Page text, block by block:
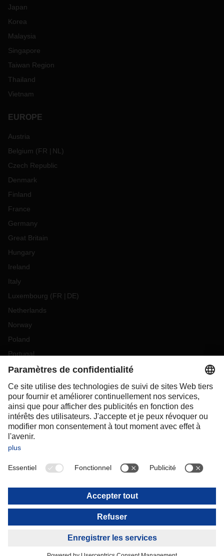
Japan
Korea
Malaysia
Singapore
Taiwan Region
Thailand
Vietnam
EUROPE
Austria
Belgium (FR NL )
Czech Republic
Denmark
Finland
France
Germany
Great Britain
Hungary
Ireland
Italy
Luxembourg (FR DE)
Netherlands
Norway
Poland
Portugal
Romania
Slovakia
Spain
Sweden
Switzerland(DE FR)
Turkey
OCEANIA